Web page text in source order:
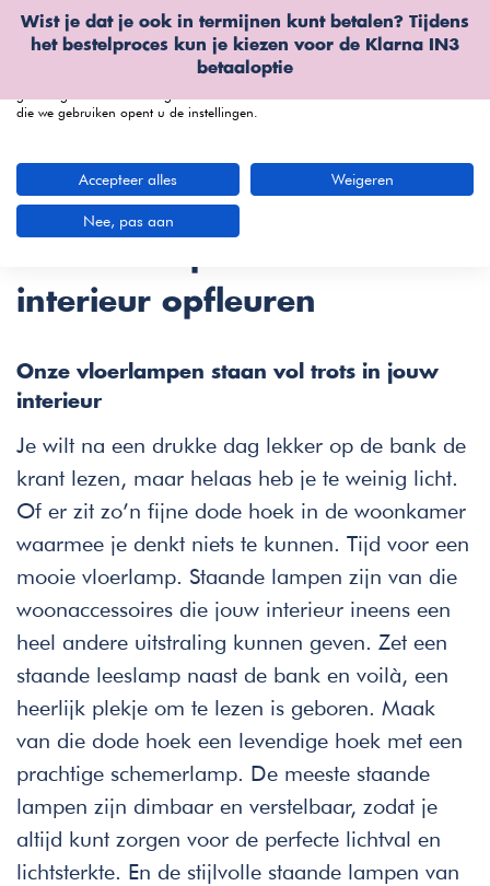
Wist je dat je ook in termijnen kunt betalen? Tijdens
het bestelproces kun je kiezen voor de Klarna IN3
betaaloptie
Staande lampen bij Furnea
interieur opfleuren
Onze vloerlampen staan vol trots in jouw
interieur
Je wilt na een drukke dag lekker op de bank de
krant lezen, maar helaas heb je te weinig licht.
Of er zit zo’n fijne dode hoek in de woonkamer
waarmee je denkt niets te kunnen. Tijd voor een
mooie vloerlamp. Staande lampen zijn van die
woonaccessoires die jouw interieur ineens een
heel andere uitstraling kunnen geven. Zet een
staande leeslamp naast de bank en voilà, een
heerlijk plekje om te lezen is geboren. Maak
van die dode hoek een levendige hoek met een
prachtige schemerlamp. De meeste staande
lampen zijn dimbaar en verstelbaar, zodat je
altijd kunt zorgen voor de perfecte lichtval en
lichtsterkte. En de stijlvolle staande lampen van
Wij gebruiken cookies
We kunnen deze plaatsen voor analyse van onze bezoekersgegevens, om
onze website te verbeteren, gepersonaliseerde inhoud te tonen en om u een
die we gebruiken opent u de instellingen.
Accepteer alles Weigeren
Nee, pas aan